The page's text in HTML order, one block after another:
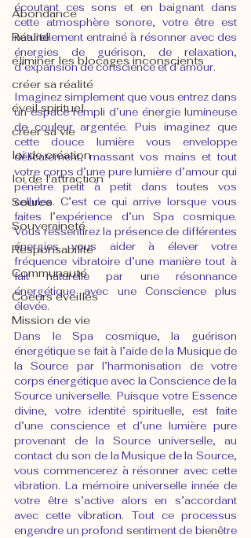
Abondance
Réalité
éliminer les blocages inconscients
créer sa réalité
éveil spirituel
créer sa vie
loi de création
loi de l'attraction
Source
Souveraineté
Responsabilité
Communauté
Coeurs éveillés
Mission de vie
écoutant ces sons et en baignant dans
cette atmosphère sonore, votre être est
naturellement entrainé à résonner avec des
énergies de guérison, de relaxation,
d’expansion de conscience et d’amour.
Imaginez simplement que vous entrez dans
un espace rempli d’une énergie lumineuse
de couleur argentée. Puis imaginez que
cette douce lumière vous enveloppe
délicatement, massant vos mains et tout
votre corps d’une pure lumière d’amour qui
pénètre petit à petit dans toutes vos
cellules. C’est ce qui arrive lorsque vous
faites l’expérience d’un Spa cosmique.
Vous ressentirez la présence de différentes
énergies vous aider à élever votre
fréquence vibratoire d’une manière tout à
fait naturelle par une résonnance
énergétique avec une Conscience plus
élevée.
Dans le Spa cosmique, la guérison
énergétique se fait à l’aide de la Musique de
la Source par l’harmonisation de votre
corps énergétique avec la Conscience de la
Source universelle. Puisque votre Essence
divine, votre identité spirituelle, est faite
d’une conscience et d’une lumière pure
provenant de la Source universelle, au
contact du son de la Musique de la Source,
vous commencerez à résonner avec cette
vibration. La mémoire universelle innée de
votre être s’active alors en s’accordant
avec cette vibration. Tout ce processus
engendre un profond sentiment de bienêtre